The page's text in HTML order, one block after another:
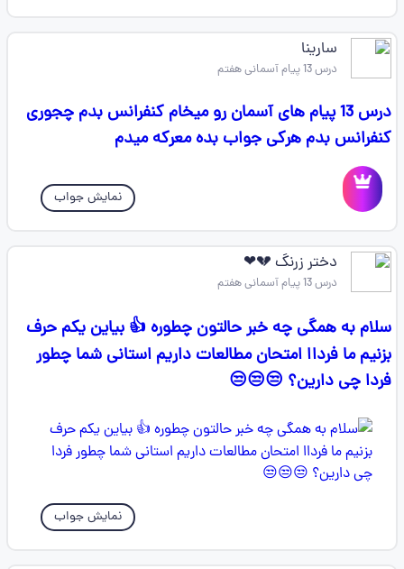
سارینا
درس 13 پیام آسمانی هفتم
درس 13 پیام های آسمان رو میخام کنفرانس بدم چجوری
کنفرانس بدم هرکی جواب بده معرکه میدم
نمایش جواب
دختر زرنگ 💔❤
درس 13 پیام آسمانی هفتم
سلام به همگی چه خبر حالتون چطوره 👍 بیاین یکم حرف
بزنیم ما فرداا امتحان مطالعات داریم استانی شما چطور
فردا چی دارین؟ 😒😒😒
نمایش جواب